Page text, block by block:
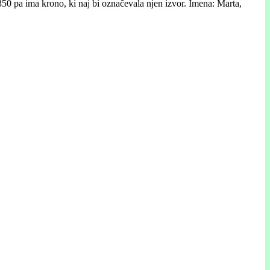
pa ima krono, ki naj bi označevala njen izvor. Imena: Marta,